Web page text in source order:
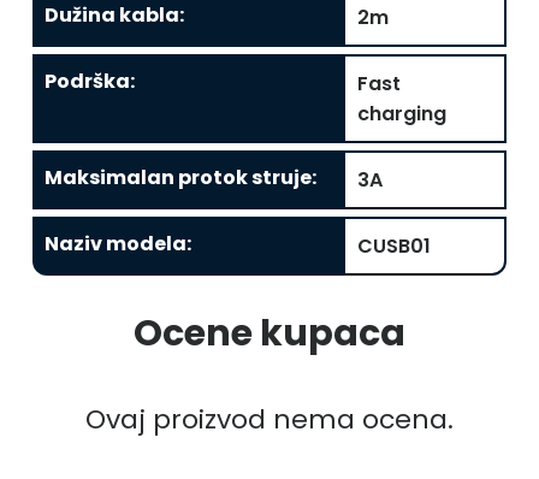
Dužina kabla: 2m
Podrška:
Fast
charging
Maksimalan protok struje: 3A
Naziv modela: CUSB01
Ocene kupaca
Ovaj proizvod nema ocena.